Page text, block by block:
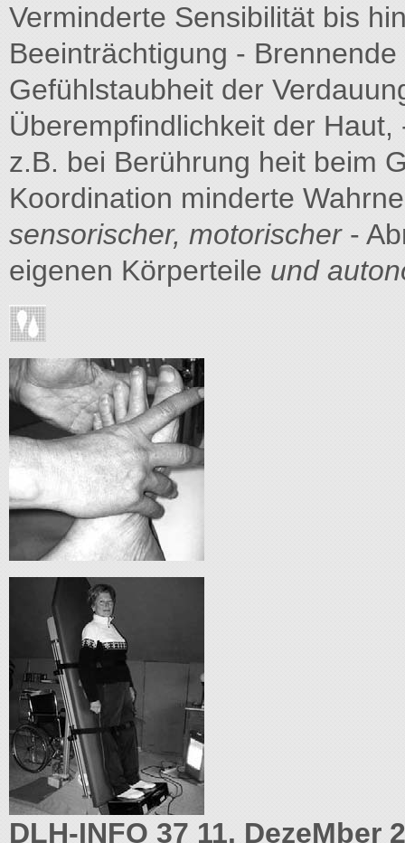
Verminderte Sensibilität bis
Beeinträchtigung -
Gefühlstaubheit der
Überempfindlichkeit der
z.B. bei Berührung heit beim
Koordination minderte
sensorischer, motorischer -
eigenen Körperteile und
DLH-INFO 37 11. DezeMber